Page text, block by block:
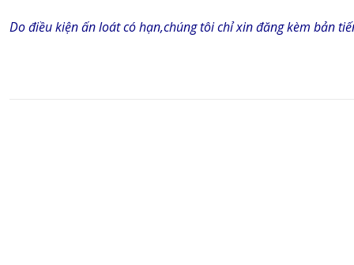
Do điều kiện ấn loát có hạn,chúng tôi chỉ xin đăng kèm bản